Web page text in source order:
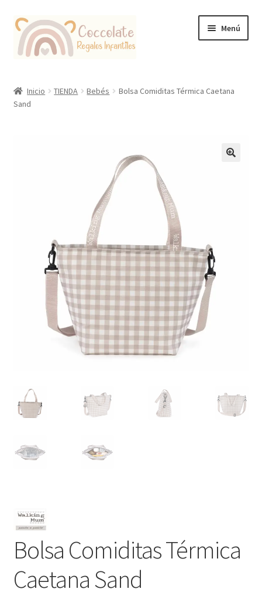
Ir
la
Ir
contenido
Menú
Coccolate Puericultura y Juguetería Educativa
Inicio TIENDA Bebés
Bolsa Comiditas Térmica Caetana
Sand
Bolsa Comiditas Térmica
Caetana Sand